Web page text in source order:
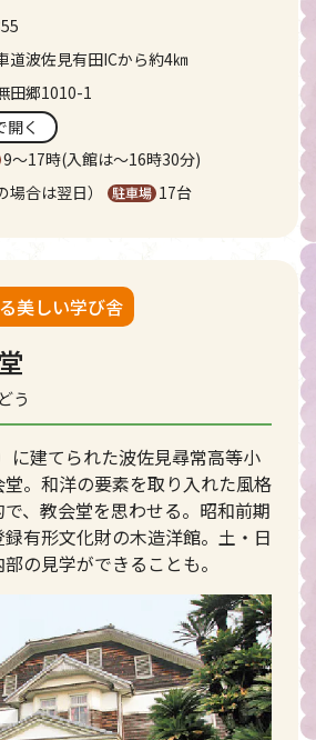
道波佐見有田ICから約4㎞
田郷1010-1
く
9～17時(入館は〜16時30分)
合は翌日）
17台
美しい学び舎
う
に建てられた波佐見尋常高等小
。和洋の要素を取り入れた風格
、教会堂を思わせる。昭和前期
有形文化財の木造洋館。土・日
の見学ができることも。